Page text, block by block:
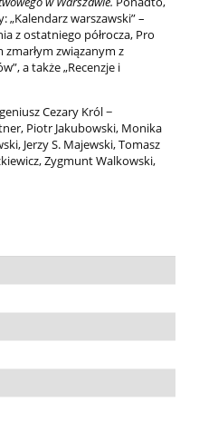
„Kalendarz warszawski” –
z ostatniego półrocza, Pro
związanym z
a także „Recenzje i
Cezary Król −
Piotr Jakubowski, Monika
Jerzy S. Majewski, Tomasz
Zygmunt Walkowski,